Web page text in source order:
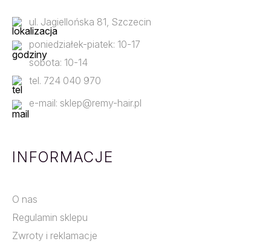
ul. Jagiellońska 81, Szczecin
poniedziałek-piatek: 10-17
sobota: 10-14
tel. 724 040 970
e-mail: sklep@remy-hair.pl
INFORMACJE
O nas
Regulamin sklepu
Zwroty i reklamacje